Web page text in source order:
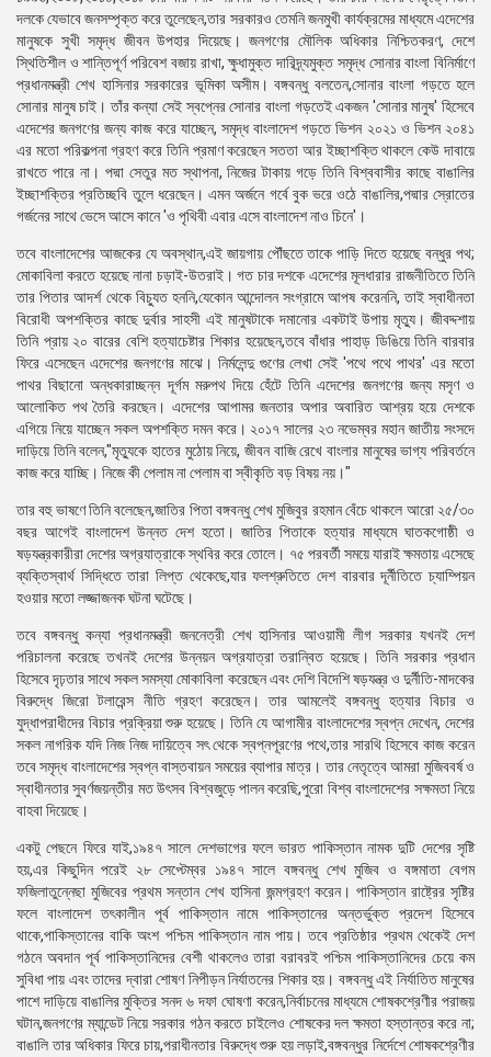
দলকে যেভাবে জনসম্পৃক্ত করে তুলেছেন,তার সরকারও তেমনি জনমুখী কার্যক্রমের মাধ্যমে এদেশের
মানুষকে সুখী সমৃদ্ধ জীবন উপহার দিয়েছে। জনগণের মৌলিক অধিকার নিশ্চিতকরণ, দেশে
স্থিতিশীল ও শান্তিপূর্ণ পরিবেশ বজায় রাখা, ক্ষুধামুক্ত দারিদ্র্যমুক্ত সমৃদ্ধ সোনার বাংলা বিনির্মাণে
প্রধানমন্ত্রী শেখ হাসিনার সরকারের ভূমিকা অসীম। বঙ্গবন্ধু বলতেন,সোনার বাংলা গড়তে হলে
সোনার মানুষ চাই। তাঁর কন্যা সেই স্বপ্নের সোনার বাংলা গড়তেই একজন 'সোনার মানুষ' হিসেবে
এদেশের জনগণের জন্য কাজ করে যাচ্ছেন, সমৃদ্ধ বাংলাদেশ গড়তে ভিশন ২০২১ ও ভিশন ২০৪১
এর মতো পরিকল্পনা গ্রহণ করে তিনি প্রমাণ করেছেন সততা আর ইচ্ছাশক্তি থাকলে কেউ দাবায়ে
রাখতে পারে না। পদ্মা সেতুর মত স্থাপনা, নিজের টাকায় গড়ে তিনি বিশ্ববাসীর কাছে বাঙালির
ইচ্ছাশক্তির প্রতিচ্ছবি তুলে ধরেছেন। এমন অর্জনে গর্বে বুক ভরে ওঠে বাঙালির,পদ্মার স্রোতের
গর্জনের সাথে ভেসে আসে কানে 'ও পৃথিবী এবার এসে বাংলাদেশ নাও চিনে'।
তবে বাংলাদেশের আজকের যে অবস্থান,এই জায়গায় পৌঁছতে তাকে পাড়ি দিতে হয়েছে বন্ধুর পথ;
মোকাবিলা করতে হয়েছে নানা চড়াই-উতরাই। গত চার দশকে এদেশের মূলধারার রাজনীতিতে তিনি
তার পিতার আদর্শ থেকে বিচ্যুত হননি,যেকোন আন্দোলন সংগ্রামে আপষ করেননি, তাই স্বাধীনতা
বিরোধী অপশক্তির কাছে দুর্বার সাহসী এই মানুষটাকে দমানোর একটাই উপায় মৃত্যু। জীবদ্দশায়
তিনি প্রায় ২০ বারের বেশি হত্যাচেষ্টার শিকার হয়েছেন,তবে বাঁধার পাহাড় ডিঙিয়ে তিনি বারবার
ফিরে এসেছেন এদেশের জনগণের মাঝে। নির্মলেন্দু গুণের লেখা সেই 'পথে পথে পাথর' এর মতো
পাথর বিছানো অন্ধকারাচ্ছন্ন দূর্গম মরুপথ দিয়ে হেঁটে তিনি এদেশের জনগণের জন্য মসৃণ ও
আলোকিত পথ তৈরি করছেন। এদেশের আপামর জনতার অপার অবারিত আশ্রয় হয়ে দেশকে
এগিয়ে নিয়ে যাচ্ছেন সকল অপশক্তি দমন করে। ২০১৭ সালের ২৩ নভেম্বর মহান জাতীয় সংসদে
দাড়িয়ে তিনি বলেন,"মৃত্যুকে হাতের মুঠোয় নিয়ে, জীবন বাজি রেখে বাংলার মানুষের ভাগ্য পরিবর্তনে
কাজ করে যাচ্ছি। নিজে কী পেলাম না পেলাম বা স্বীকৃতি বড় বিষয় নয়।"
তার বহু ভাষণে তিনি বলেছেন,জাতির পিতা বঙ্গবন্ধু শেখ মুজিবুর রহমান বেঁচে থাকলে আরো ২৫/৩০
বছর আগেই বাংলাদেশ উন্নত দেশ হতো। জাতির পিতাকে হত্যার মাধ্যমে ঘাতকগোষ্ঠী ও
ষড়যন্ত্রকারীরা দেশের অগ্রযাত্রাকে স্থবির করে তোলে। ৭৫ পরবর্তী সময়ে যারাই ক্ষমতায় এসেছে
ব্যক্তিস্বার্থ সিদ্ধিতে তারা লিপ্ত থেকেছে,যার ফলশ্রুতিতে দেশ বারবার দূর্নীতিতে চ্যাম্পিয়ন
হওয়ার মতো লজ্জাজনক ঘটনা ঘটেছে।
তবে বঙ্গবন্ধু কন্যা প্রধানমন্ত্রী জননেত্রী শেখ হাসিনার আওয়ামী লীগ সরকার যখনই দেশ
পরিচালনা করেছে তখনই দেশের উন্নয়ন অগ্রযাত্রা তরান্বিত হয়েছে। তিনি সরকার প্রধান
হিসেবে দৃঢ়তার সাথে সকল সমস্যা মোকাবিলা করেছেন এবং দেশি বিদেশি ষড়যন্ত্র ও দুর্নীতি-মাদকের
বিরুদ্ধে জিরো টলারেন্স নীতি গ্রহণ করেছেন। তার আমলেই বঙ্গবন্ধু হত্যার বিচার ও
যুদ্ধাপরাধীদের বিচার প্রক্রিয়া শুরু হয়েছে। তিনি যে আগামীর বাংলাদেশের স্বপ্ন দেখেন, দেশের
সকল নাগরিক যদি নিজ নিজ দায়িত্বে সৎ থেকে স্বপ্নপূরণের পথে,তার সারথি হিসেবে কাজ করেন
তবে সমৃদ্ধ বাংলাদেশের স্বপ্ন বাস্তবায়ন সময়ের ব্যাপার মাত্র। তার নেতৃত্বে আমরা মুজিববর্ষ ও
স্বাধীনতার সুবর্ণজয়ন্তীর মত উৎসব বিশ্বজুড়ে পালন করেছি,পুরো বিশ্ব বাংলাদেশের সক্ষমতা নিয়ে
বাহবা দিয়েছে।
একটু পেছনে ফিরে যাই,১৯৪৭ সালে দেশভাগের ফলে ভারত পাকিস্তান নামক দুটি দেশের সৃষ্টি
হয়,এর কিছুদিন পরেই ২৮ সেপ্টেম্বর ১৯৪৭ সালে বঙ্গবন্ধু শেখ মুজিব ও বঙ্গমাতা বেগম
ফজিলাতুন্নেছা মুজিবের প্রথম সন্তান শেখ হাসিনা জন্মগ্রহণ করেন। পাকিস্তান রাষ্ট্রের সৃষ্টির
ফলে বাংলাদেশ তৎকালীন পূর্ব পাকিস্তান নামে পাকিস্তানের অন্তর্ভুক্ত প্রদেশ হিসেবে
থাকে,পাকিস্তানের বাকি অংশ পশ্চিম পাকিস্তান নাম পায়। তবে প্রতিষ্ঠার প্রথম থেকেই দেশ
গঠনে অবদান পূর্ব পাকিস্তানিদের বেশী থাকলেও তারা বরাবরই পশ্চিম পাকিস্তানিদের চেয়ে কম
সুবিধা পায় এবং তাদের দ্বারা শোষণ নিপীড়ন নির্যাতনের শিকার হয়। বঙ্গবন্ধু এই নির্যাতিত মানুষের
পাশে দাড়িয়ে বাঙালির মুক্তির সনদ ৬ দফা ঘোষণা করেন,নির্বাচনের মাধ্যমে শোষকশ্রেণীর পরাজয়
ঘটান,জনগণের ম্যান্ডেট নিয়ে সরকার গঠন করতে চাইলেও শোষকের দল ক্ষমতা হস্তান্তর করে না;
বাঙালি তার অধিকার ফিরে চায়,পরাধীনতার বিরুদ্ধে শুরু হয় লড়াই,বঙ্গবন্ধুর নির্দেশে শোষকশ্রেণীর